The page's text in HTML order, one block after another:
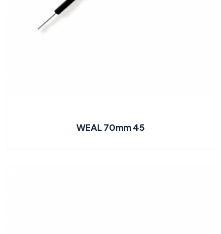
WEAL 70mm 45